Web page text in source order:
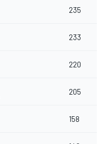
235
233
220
205
158